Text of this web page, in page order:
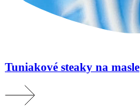
Tuniakové steaky na masle